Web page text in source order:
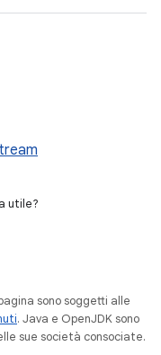
utile?
sono soggetti alle
. Java e OpenJDK sono
sue società consociate.